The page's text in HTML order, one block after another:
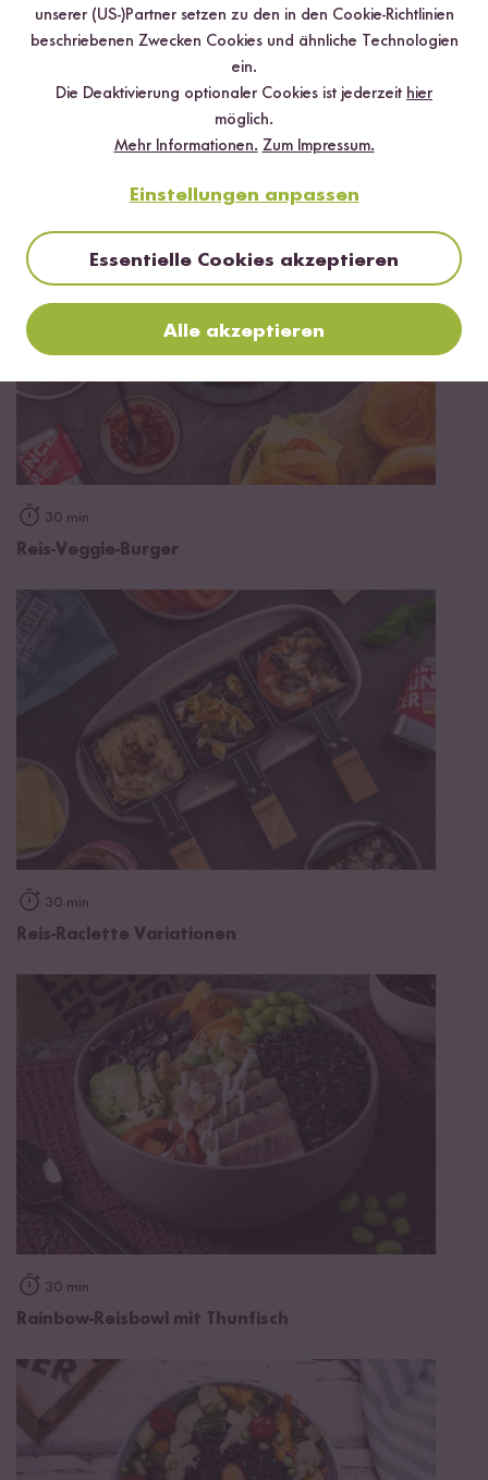
Jetzt sichern
*Das Digitale Rezeptbuch wird dir nach vollständiger Anmeldung zum Newsletter
30 min
Reis-Veggie-Burger
30 min
Reis-Raclette Variationen
30 min
Rainbow-Reisbowl mit Thunfisch
unserer (US-)Partner setzen zu den in den Cookie-Richtlinien
beschriebenen Zwecken Cookies und ähnliche Technologien
ein.
Die Deaktivierung optionaler Cookies ist jederzeit hier
möglich.
Mehr Informationen. Zum Impressum.
Einstellungen anpassen
Essentielle Cookies akzeptieren
Alle akzeptieren